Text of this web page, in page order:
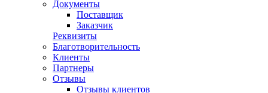
Документы
Поставщик
Заказчик
Реквизиты
Благотворительность
Клиенты
Партнеры
Отзывы
Отзывы клиентов